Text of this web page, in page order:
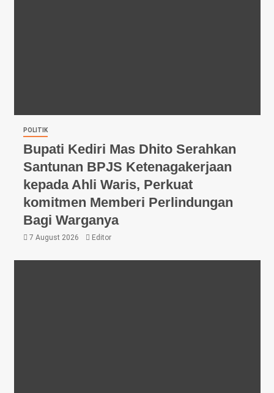
POLITIK
Bupati Kediri Mas Dhito Serahkan
Santunan BPJS Ketenagakerjaan
kepada Ahli Waris, Perkuat
komitmen Memberi Perlindungan
Bagi Warganya
7 August 2026 Editor